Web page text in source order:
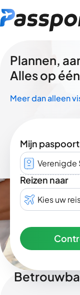
Plannen,
Alles op
Meer dan alleen
Mijn paspoort
Verenigde
Reizen naar
Kies uw